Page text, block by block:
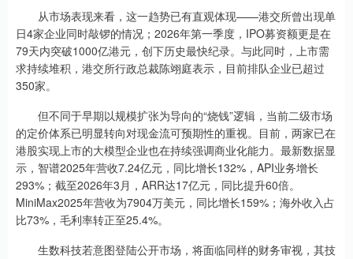
从市场表现来看，这一趋势已有直观体现——港交所曾出现单
日4家企业同时敲锣的情况；2026年第一季度，IPO募资额更是在
79天内突破1000亿港元，创下历史最快纪录。与此同时，上市需
求持续堆积，港交所行政总裁陈翊庭表示，目前排队企业已超过
350家。
但不同于早期以规模扩张为导向的“烧钱”逻辑，当前二级市场
的定价体系已明显转向对现金流可预期性的重视。目前，两家已在
港股实现上市的大模型企业也在持续强调商业化能力。最新数据显
示，智谱2025年营收7.24亿元，同比增长132%，API业务增长
293%；截至2026年3月，ARR达17亿元，同比提升60倍。
MiniMax2025年营收为7904万美元，同比增长159%；海外收入占
比73%，毛利率转正至25.4%。
生数科技若意图登陆公开市场，将面临同样的财务审视，其技